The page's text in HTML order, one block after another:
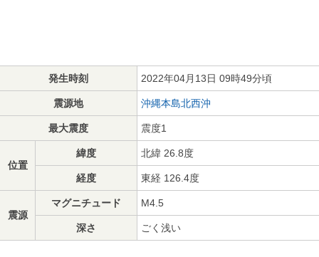
発生時刻 2022年04月13日 09時49分頃
震源地 沖縄本島北西沖
最大震度 震度1
位置
緯度 北緯 26.8度
経度 東経 126.4度
震源
マグニチュード M4.5
深さ ごく浅い